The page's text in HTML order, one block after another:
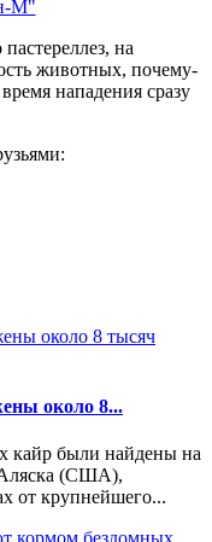
на
животных, почему-
нападения сразу
около 8...
кайр были найдены на
Аляска (США),
от крупнейшего...